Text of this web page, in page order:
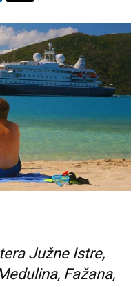
Južne Istre,
Fažana,